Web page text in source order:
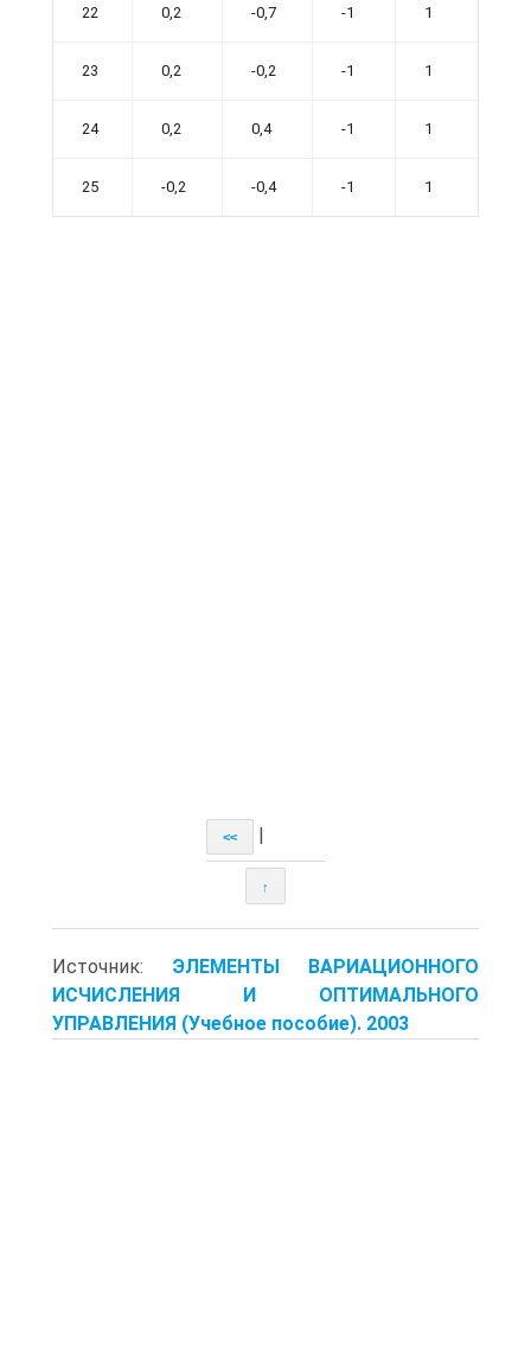
22 0,2 -0,7 -1 1
23 0,2 -0,2 -1 1
24 0,2 0,4 -1 1
25 -0,2 -0,4 -1 1
<<
↑
Источник: ЭЛЕМЕНТЫ ВАРИАЦИОННОГО
ИСЧИСЛЕНИЯ И ОПТИМАЛЬНОГО
УПРАВЛЕНИЯ (Учебное пособие). 2003